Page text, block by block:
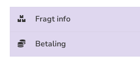
Fragt info
Betaling